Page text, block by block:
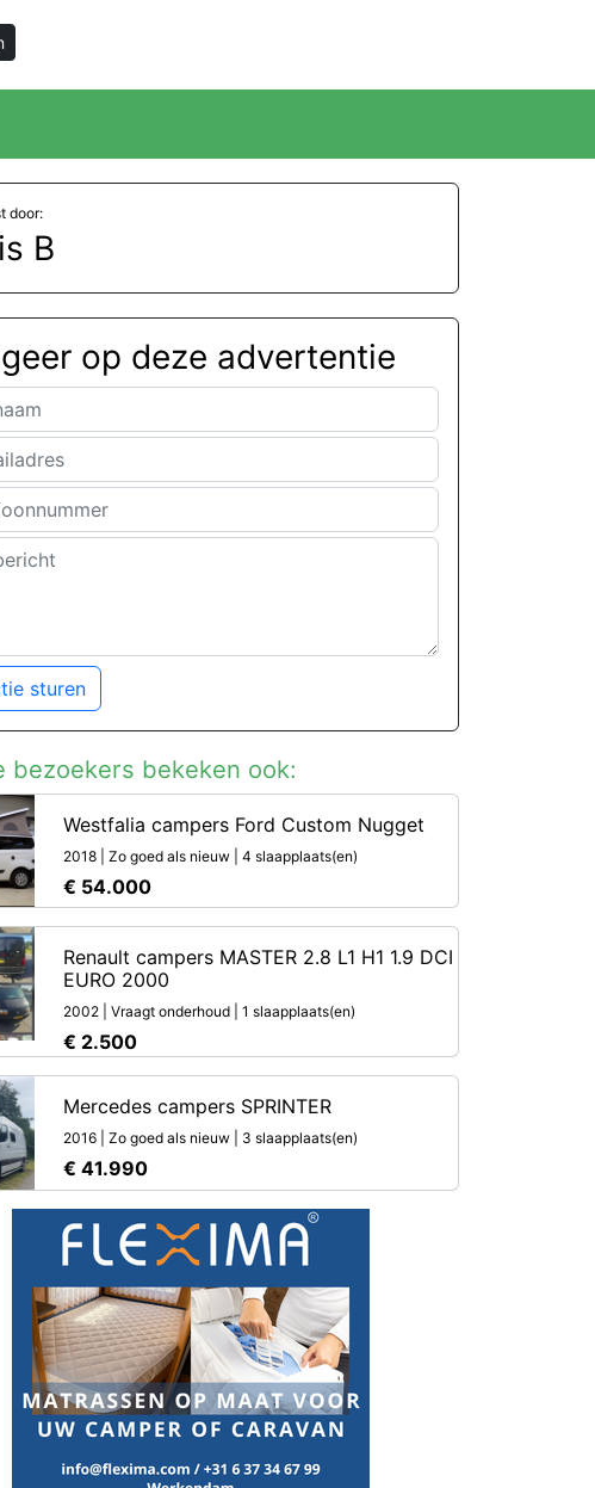
door:
B
op deze advertentie
sturen
bezoekers bekeken ook:
Westfalia campers Ford Custom Nugget
2018 | Zo goed als nieuw | 4 slaapplaats(en)
€ 54.000
Renault campers MASTER 2.8 L1 H1 1.9 DCI
EURO 2000
2002 | Vraagt onderhoud | 1 slaapplaats(en)
€ 2.500
Mercedes campers SPRINTER
2016 | Zo goed als nieuw | 3 slaapplaats(en)
€ 41.990